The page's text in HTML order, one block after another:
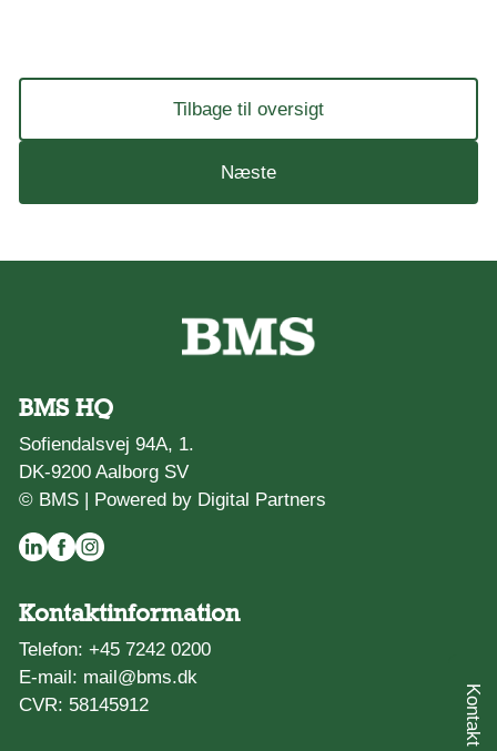
Tilbage til oversigt
Næste
BMS HQ
Sofiendalsvej 94A, 1.
DK-9200 Aalborg SV
© BMS | Powered by Digital Partners
Kontaktinformation
Telefon:+45 7242 0200
E-mail: mail@bms.dk
CVR: 58145912